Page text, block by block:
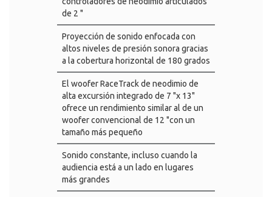
de 2 "
Proyección de sonido enfocada con
altos niveles de presión sonora gracias
a la cobertura horizontal de 180 grados
El woofer RaceTrack de neodimio de
alta excursión integrado de 7 "x 13"
ofrece un rendimiento similar al de un
woofer convencional de 12 "con un
tamaño más pequeño
Sonido constante, incluso cuando la
audiencia está a un lado en lugares
más grandes